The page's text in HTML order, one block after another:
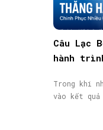
Câu Lạc
hành
nhận
Trong khi
vào kết